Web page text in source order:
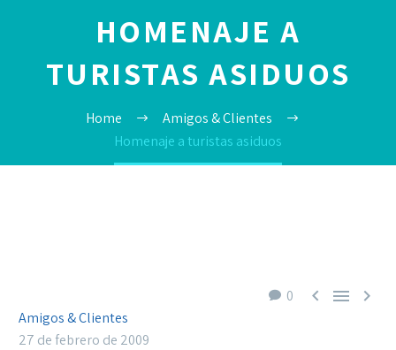
HOMENAJE A
TURISTAS ASIDUOS
Home
Amigos & Clientes
Homenaje a turistas asiduos
0   
Amigos & Clientes
27 de febrero de 2009